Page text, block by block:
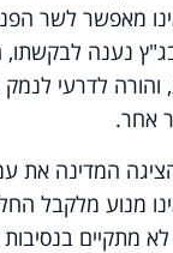
מאפשר לשר
נענה לבקשתו,
והורה לדרעי
אחר.
המדינה את
מנוע מלקבל
מתקיים בנסיבות